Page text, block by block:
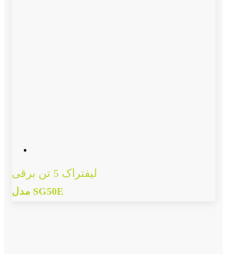
لیفتراک 5 تن برقی
مدل SG50E